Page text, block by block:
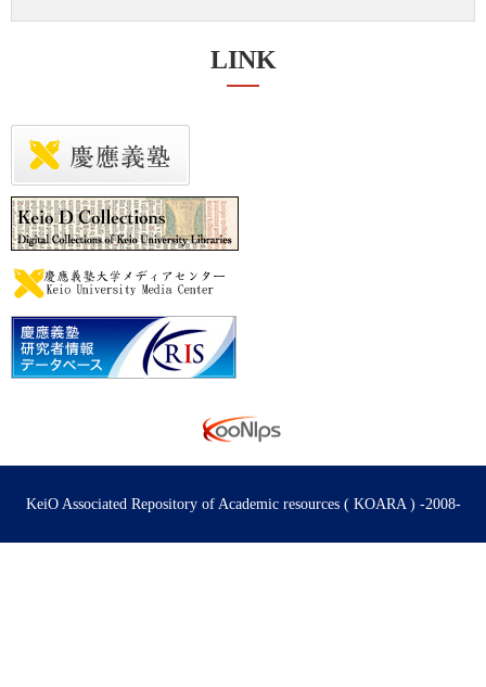
LINK
KeiO Associated Repository of Academic resources ( KOARA ) -2008-